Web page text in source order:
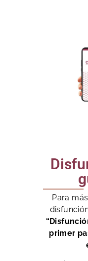
Para
primer